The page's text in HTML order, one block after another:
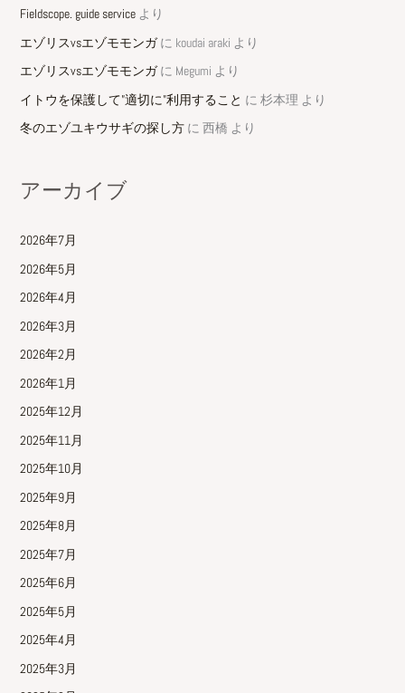
Fieldscope. guide serviceより
エゾリスvsエゾモモンガに koudai araki より
エゾリスvsエゾモモンガに Megumi より
イトウを保護して”適切に”利用すること に 杉本理 より
冬のエゾユキウサギの探し方に 西橋 より
アーカイブ
2026年7月
2026年5月
2026年4月
2026年3月
2026年2月
2026年1月
2025年12月
2025年11月
2025年10月
2025年9月
2025年8月
2025年7月
2025年6月
2025年5月
2025年4月
2025年3月